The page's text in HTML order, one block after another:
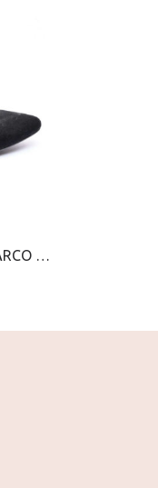
ΓΥΝΑΙΚΕΙΕΣ ΓΟΒΕΣ FLAT-MARCO TOZZI-2099-0065-ΜΑΥΡΟ